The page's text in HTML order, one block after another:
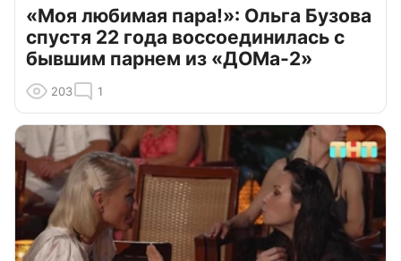
«Моя любимая пара!»: Ольга Бузова
спустя 22 года воссоединилась с
бывшим парнем из «ДОМа-2»
203 1